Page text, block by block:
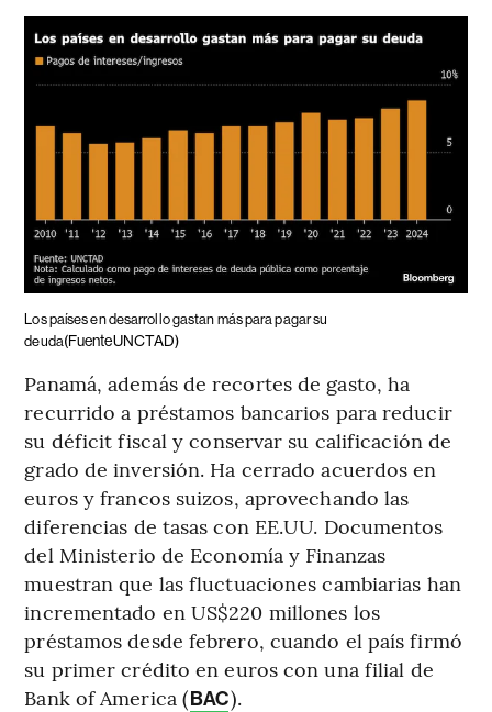
Los países en desarrollo gastan más para pagar su
deuda(FuenteUNCTAD)
Panamá, además de recortes de gasto, ha
recurrido a préstamos bancarios para reducir
su déficit fiscal y conservar su calificación de
grado de inversión. Ha cerrado acuerdos en
euros y francos suizos, aprovechando las
diferencias de tasas con EE.UU. Documentos
del Ministerio de Economía y Finanzas
muestran que las fluctuaciones cambiarias han
incrementado en US$220 millones los
préstamos desde febrero, cuando el país firmó
su primer crédito en euros con una filial de
Bank of America (BAC).